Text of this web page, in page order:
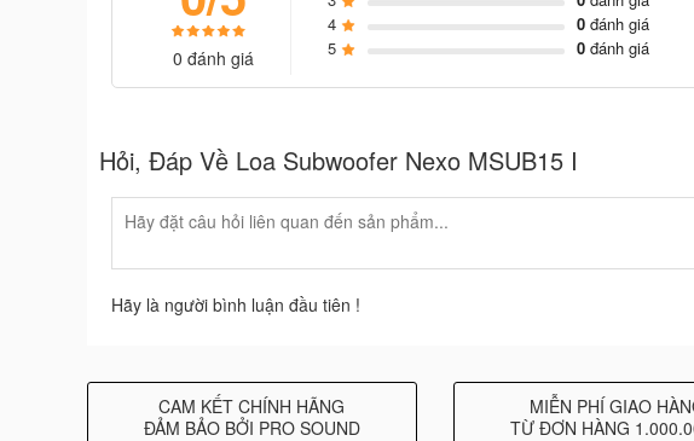
0 đánh giá
4
0đánh giá
5
0đánh giá
Hỏi, Đáp Về Loa Subwoofer Nexo MSUB15 I
Hãy là người bình luận đầu tiên !
CAM KẾT CHÍNH HÃNG
ĐẢM BẢO BỞI PRO SOUND
MIỄN PHÍ GIAO
TỪ ĐƠN HÀNG